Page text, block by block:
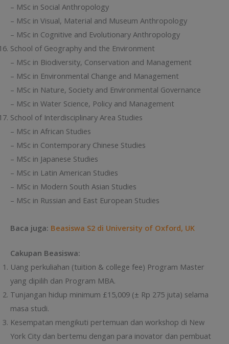
– MSc in Social Anthropology
– MSc in Visual, Material and Museum Anthropology
– MSc in Cognitive and Evolutionary Anthropology
School of Geography and the Environment
– MSc in Biodiversity, Conservation and Management
– MSc in Environmental Change and Management
– MSc in Nature, Society and Environmental Governance
– MSc in Water Science, Policy and Management
School of Interdisciplinary Area Studies
– MSc in African Studies
– MSc in Contemporary Chinese Studies
– MSc in Japanese Studies
– MSc in Latin American Studies
– MSc in Modern South Asian Studies
– MSc in Russian and East European Studies
Baca juga: Beasiswa S2 di University of Oxford, UK
Cakupan Beasiswa:
Uang perkuliahan (tuition & college fee) Program Master
yang dipilih dan Program MBA.
Tunjangan hidup minimum £15,009 (± Rp 275 juta) selama
masa studi.
Kesempatan mengikuti pertemuan dan workshop di New
York City dan bertemu dengan para inovator dan pembuat